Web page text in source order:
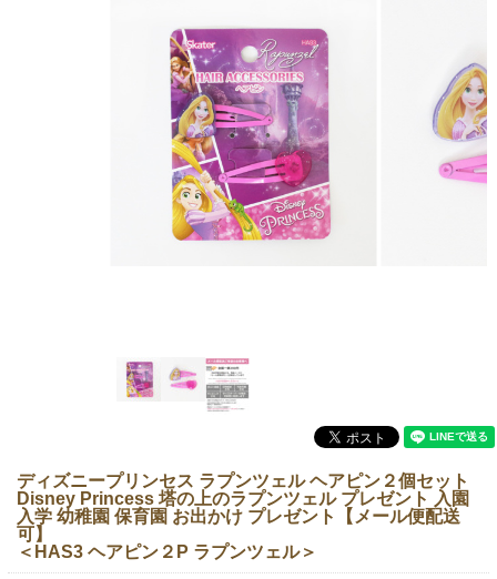
ディズニープリンセス ラプンツェル ヘアピン２個セット
Disney Princess 塔の上のラプンツェル プレゼント 入園
入学 幼稚園 保育園 お出かけ プレゼント【メール便配送
可】
＜HAS3 ヘアピン２P ラプンツェル＞
ショッピングインフォメーション
会社概要
お支払・送料
返品・交換
サイズの測り方
よくあるご質問
レビューを見る
当店は持続可能な開発目標「SDGs」を推進しています。
0120-221-040
電話受付時間：月～金10:00~16:00 ※祝日除く